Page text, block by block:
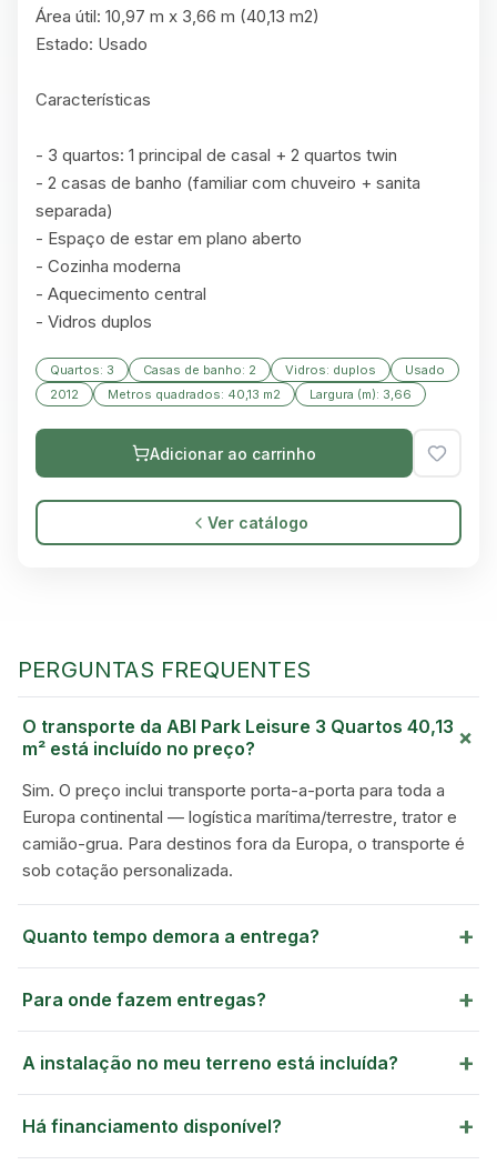
GREEN VILLAGE
MOBILE HOMES
Área útil: 10,97 m x 3,66 m (40,13 m2)
Estado: Usado
Características
- 3 quartos: 1 principal de casal + 2 quartos twin
- 2 casas de banho (familiar com chuveiro + sanita
separada)
- Espaço de estar em plano aberto
- Cozinha moderna
- Aquecimento central
- Vidros duplos
Quartos: 3 Casas de banho: 2 Vidros: duplos
Usado
2012
Metros quadrados: 40,13 m2 Largura (m): 3,66
Adicionar ao carrinho
Ver catálogo
PERGUNTAS FREQUENTES
O transporte da ABI Park Leisure 3 Quartos 40,13
m² está incluído no preço?
+
Sim. O preço inclui transporte porta-a-porta para toda a
Europa continental — logística marítima/terrestre, trator e
camião-grua. Para destinos fora da Europa, o transporte é
sob cotação personalizada.
Quanto tempo demora a entrega? +
Para onde fazem entregas? +
A instalação no meu terreno está incluída? +
Há financiamento disponível? +